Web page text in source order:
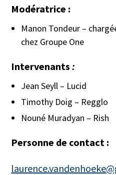
Modératrice :
Manon Tondeur –
chez Groupe One
Intervenants :
Jean Seyll – Lucid
Timothy Doig – Regglo
Nouné Muradyan – Rish
Personne de contact :